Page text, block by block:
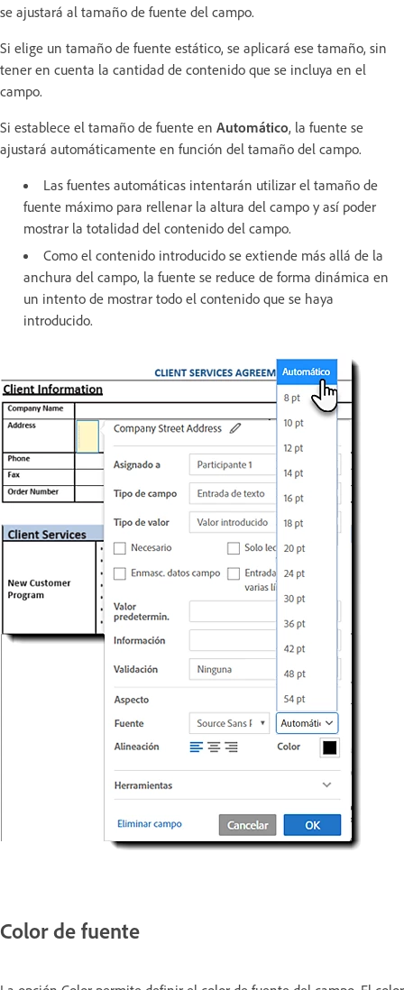
se ajustará al tamaño de fuente del campo.
Si elige un tamaño de fuente estático, se aplicará ese tamaño, sin
tener en cuenta la cantidad de contenido que se incluya en el
campo.
Si establece el tamaño de fuente en Automático, la fuente se
ajustará automáticamente en función del tamaño del campo.
Las fuentes automáticas intentarán utilizar el tamaño de
fuente máximo para rellenar la altura del campo y así poder
mostrar la totalidad del contenido del campo.
Como el contenido introducido se extiende más allá de la
anchura del campo, la fuente se reduce de forma dinámica en
un intento de mostrar todo el contenido que se haya
introducido.
Color de fuente